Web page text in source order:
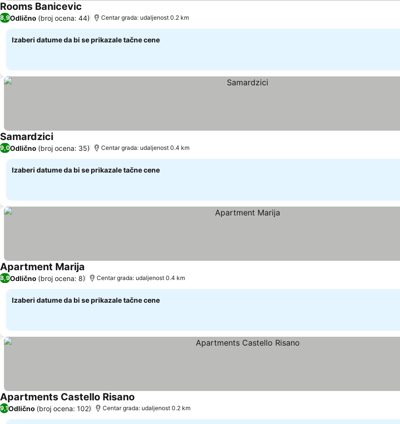
Rooms Banicevic Pogledaj cene
8,9Odlično (broj ocena: 44) Centar grada: udaljenost 0.2 km
Izaberi datume da bi se prikazale tačne cene
SamardziciPogledaj cene
9,0Odlično (broj ocena: 35) Centar grada: udaljenost 0.4 km
Izaberi datume da bi se prikazale tačne cene
Apartment Marija Pogledaj cene
8,9Odlično (broj ocena: 8) Centar grada: udaljenost 0.4 km
Izaberi datume da bi se prikazale tačne cene
Apartments Castello Risano
9,1Odlično (broj ocena: 102) Centar grada: udaljenost 0.2 km